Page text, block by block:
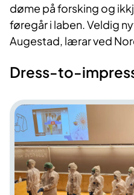
døme på forsking og
føregår i laben. Veldig
Augestad, lærar ved
Dress-to-